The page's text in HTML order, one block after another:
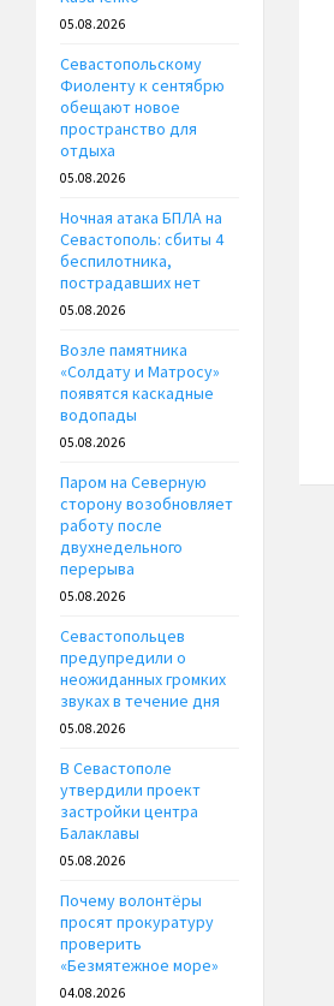
05.08.2026
Севастопольскому
Фиоленту к сентябрю
обещают новое
пространство для
отдыха
05.08.2026
Ночная атака БПЛА на
Севастополь: сбиты 4
беспилотника,
пострадавших нет
05.08.2026
Возле памятника
«Солдату и Матросу»
появятся каскадные
водопады
05.08.2026
Паром на Северную
сторону возобновляет
работу после
двухнедельного
перерыва
05.08.2026
Севастопольцев
предупредили о
неожиданных громких
звуках в течение дня
05.08.2026
В Севастополе
утвердили проект
застройки центра
Балаклавы
05.08.2026
Почему волонтёры
просят прокуратуру
проверить
«Безмятежное море»
04.08.2026